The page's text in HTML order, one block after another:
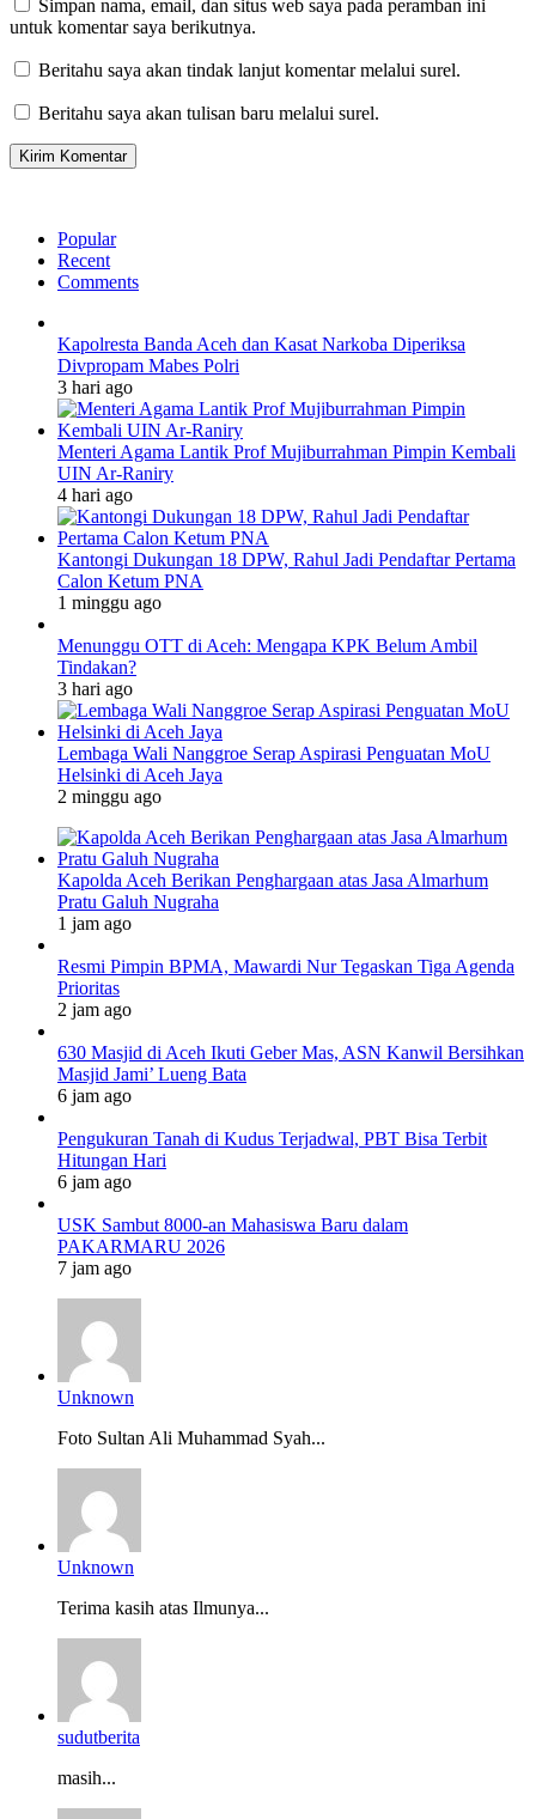
Simpan nama, email, dan situs web saya pada peramban ini
untuk komentar saya berikutnya.
Beritahu saya akan tindak lanjut komentar melalui surel.
Beritahu saya akan tulisan baru melalui surel.
Popular
Recent
Comments
Kapolresta Banda Aceh dan Kasat Narkoba Diperiksa
Divpropam Mabes Polri
3 hari ago
Menteri Agama Lantik Prof Mujiburrahman Pimpin Kembali
UIN Ar-Raniry
4 hari ago
Kantongi Dukungan 18 DPW, Rahul Jadi Pendaftar Pertama
Calon Ketum PNA
1 minggu ago
Menunggu OTT di Aceh: Mengapa KPK Belum Ambil
Tindakan?
3 hari ago
Lembaga Wali Nanggroe Serap Aspirasi Penguatan MoU
Helsinki di Aceh Jaya
2 minggu ago
Kapolda Aceh Berikan Penghargaan atas Jasa Almarhum
Pratu Galuh Nugraha
1 jam ago
Resmi Pimpin BPMA, Mawardi Nur Tegaskan Tiga Agenda
Prioritas
2 jam ago
630 Masjid di Aceh Ikuti Geber Mas, ASN Kanwil Bersihkan
Masjid Jami’ Lueng Bata
6 jam ago
Pengukuran Tanah di Kudus Terjadwal, PBT Bisa Terbit
Hitungan Hari
6 jam ago
USK Sambut 8000-an Mahasiswa Baru dalam
PAKARMARU 2026
7 jam ago
Unknown
Foto Sultan Ali Muhammad Syah...
Unknown
Terima kasih atas Ilmunya...
sudutberita
masih...